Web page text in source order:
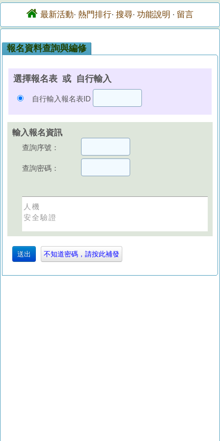
最新活動· 熱門排行· 搜尋· 功能說明 · 留言
報名資料查詢與編修
選擇報名表 或 自行輸入
自行輸入報名表ID
輸入報名資訊
查詢序號：
查詢密碼：
人機
安全驗證